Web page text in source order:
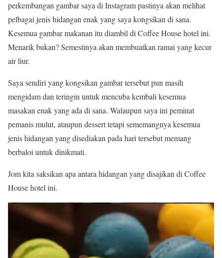
perkembangan gambar saya di Instagram pastinya akan melihat
pelbagai jenis hidangan enak yang saya kongsikan di sana.
Kesemua gambar makanan itu diambil di Coffee House hotel ini.
Menarik bukan? Semestinya akan membuatkan ramai yang kecur
air liur.
Saya sendiri yang kongsikan gambar tersebut pun masih
mengidam dan teringin untuk mencuba kembali kesemua
masakan enak yang ada di sana. Walaupun saya ini peminat
pemanis mulut, ataupun dessert tetapi sememangnya kesemua
jenis hidangan yang disediakan pada hari tersebut memang
berbaloi untuk dinikmati.
Jom kita saksikan apa antara hidangan yang disajikan di Coffee
House hotel ini.